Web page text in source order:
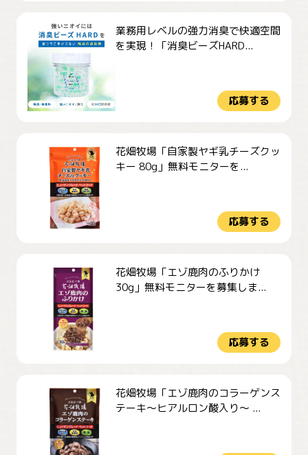
業務用レベルの強力消臭で快適空間
を実現！「消臭ビーズHARD...
応募する
花畑牧場「自家製ヤギ乳チーズクッ
キー 80g」無料モニターを...
応募する
花畑牧場「エゾ鹿肉のふりかけ
30g」無料モニターを募集しま...
応募する
花畑牧場「エゾ鹿肉のコラーゲンス
テーキ～ヒアルロン酸入り～ ...